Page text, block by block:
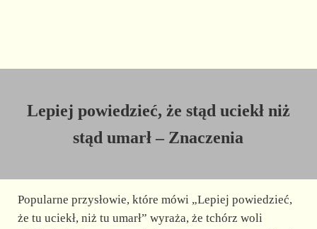
Lepiej powiedzieć, że stąd uciekł niż
stąd umarł – Znaczenia
Popularne przysłowie, które mówi „Lepiej powiedzieć,
że tu uciekł, niż tu umarł” wyraża, że tchórz woli